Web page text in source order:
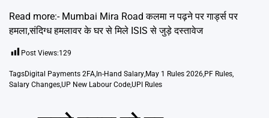
Read more:- Mumbai Mira Road कलमा न पढ़ने पर गार्ड्स पर
हमला,संदिग्ध हमलावर के घर से मिले ISIS से जुड़े दस्तावेज
Post Views:129
TagsDigital Payments 2FA In-Hand Salary May 1 Rules 2026 PF Rules
Salary ChangesUP New Labour CodeUPI Rules